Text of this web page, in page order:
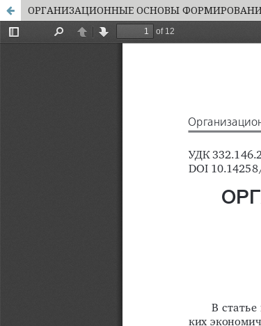
ОРГАНИЗАЦИОННЫЕ ОСНОВЫ